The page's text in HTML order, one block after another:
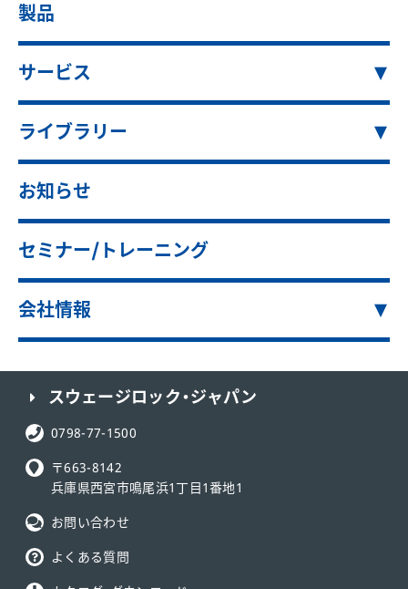
製品
サービス
ライブラリー
お知らせ
セミナー/トレーニング
会社情報
スウェージロック・ジャパン
電話番号:0798-77-1500
〒663-8142
兵庫県西宮市鳴尾浜1丁目1番地1
お問い合わせ
よくある質問